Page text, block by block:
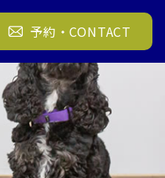
予約・CONTACT
FREEWAN